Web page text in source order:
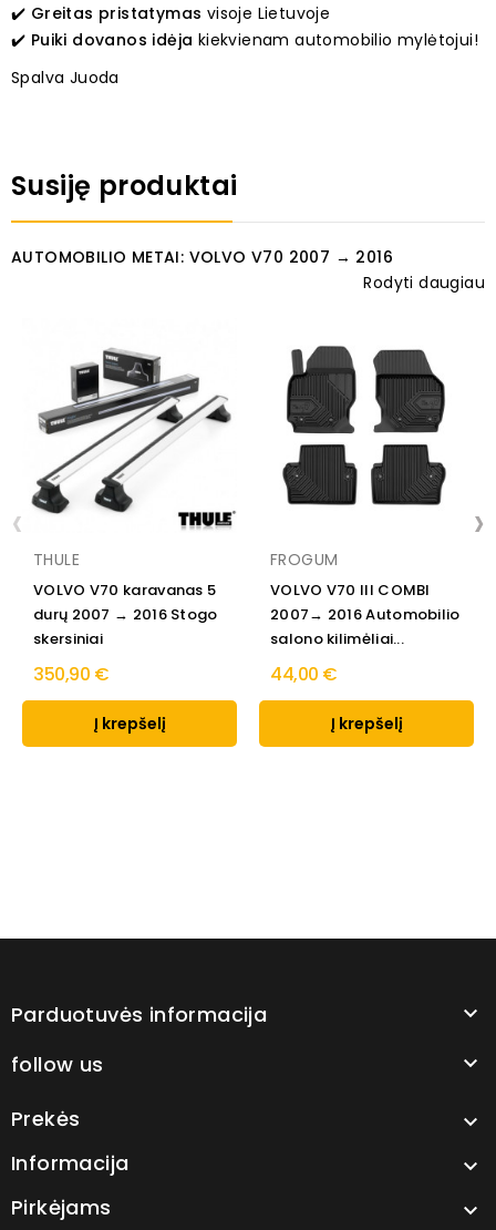
✔️ Greitas pristatymas visoje Lietuvoje
✔️ Puiki dovanos idėja kiekvienam automobilio mylėtojui!
Spalva Juoda
Susiję produktai
AUTOMOBILIO METAI: VOLVO V70 2007 → 2016
Rodyti daugiau
THULE
VOLVO V70 karavanas 5
durų 2007 → 2016 Stogo
skersiniai
350,90 €
Į krepšelį
FROGUM
VOLVO V70 III COMBI
2007→ 2016 Automobilio
salono kilimėliai...
44,00 €
Į krepšelį
‹ ›
Parduotuvės informacija 
follow us 
Prekės 
Informacija 
Pirkėjams 